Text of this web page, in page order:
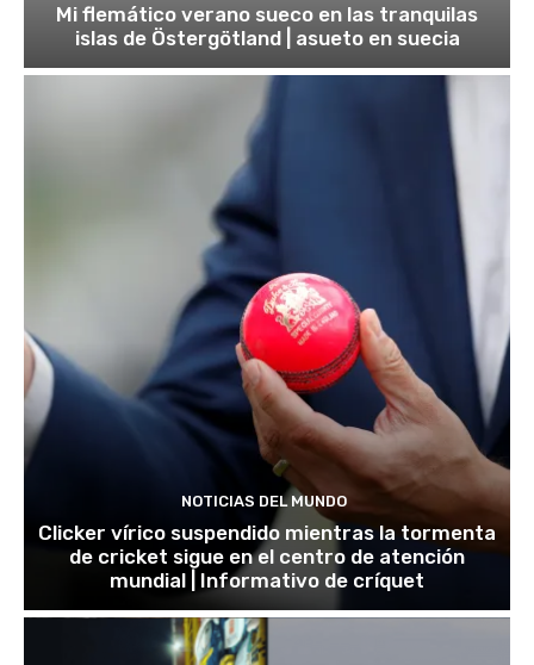
Mi flemático verano sueco en las tranquilas
islas de Östergötland | asueto en suecia
NOTICIAS DEL MUNDO
Clicker vírico suspendido mientras la tormenta
de cricket sigue en el centro de atención
mundial | Informativo de críquet